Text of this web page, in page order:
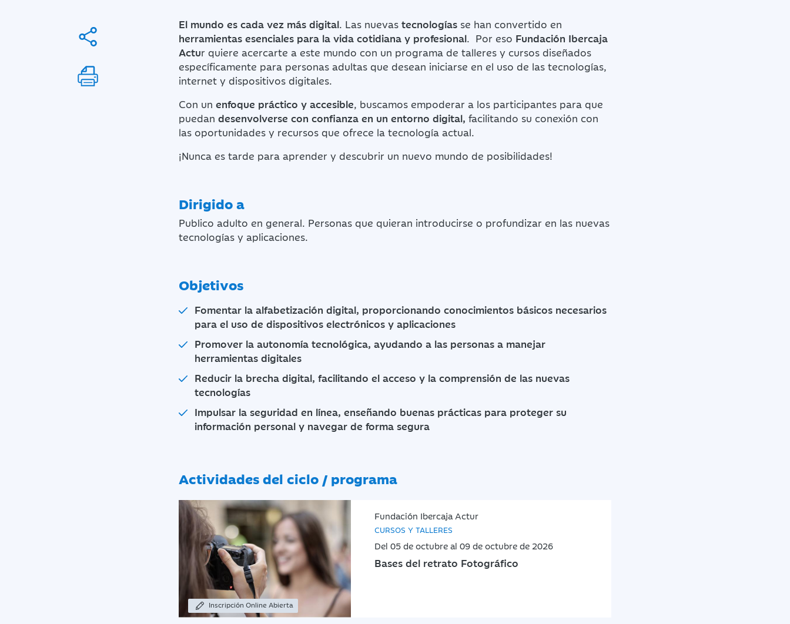
El mundo es cada vez más digital. Las nuevas tecnologías se han convertido en
herramientas esenciales para la vida cotidiana y profesional. Por eso Fundación Ibercaja
Actur quiere acercarte a este mundo con un programa de talleres y cursos diseñados
específicamente para personas adultas que desean iniciarse en el uso de las tecnologías,
internet y dispositivos digitales.
Con un enfoque práctico y accesible, buscamos empoderar a los participantes para que
puedan desenvolverse con confianza en un entorno digital, facilitando su conexión con
las oportunidades y recursos que ofrece la tecnología actual.
¡Nunca es tarde para aprender y descubrir un nuevo mundo de posibilidades!
Dirigido a
Publico adulto en general. Personas que quieran introducirse o profundizar en las nuevas
tecnologías y aplicaciones.
Objetivos
Fomentar la alfabetización digital, proporcionando conocimientos básicos necesarios
para el uso de dispositivos electrónicos y aplicaciones
Promover la autonomía tecnológica, ayudando a las personas a manejar
herramientas digitales
Reducir la brecha digital, facilitando el acceso y la comprensión de las nuevas
tecnologías
Impulsar la seguridad en línea, enseñando buenas prácticas para proteger su
información personal y navegar de forma segura
Actividades del ciclo / programa
Inscripción Online Abierta
Fundación Ibercaja Actur
CURSOS Y TALLERES
Del 05 de octubre al 09 de octubre de 2026
Bases del retrato Fotográfico